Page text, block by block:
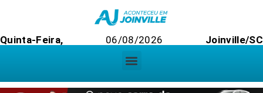
Quinta-Feira, 06/08/2026 Joinville/SC